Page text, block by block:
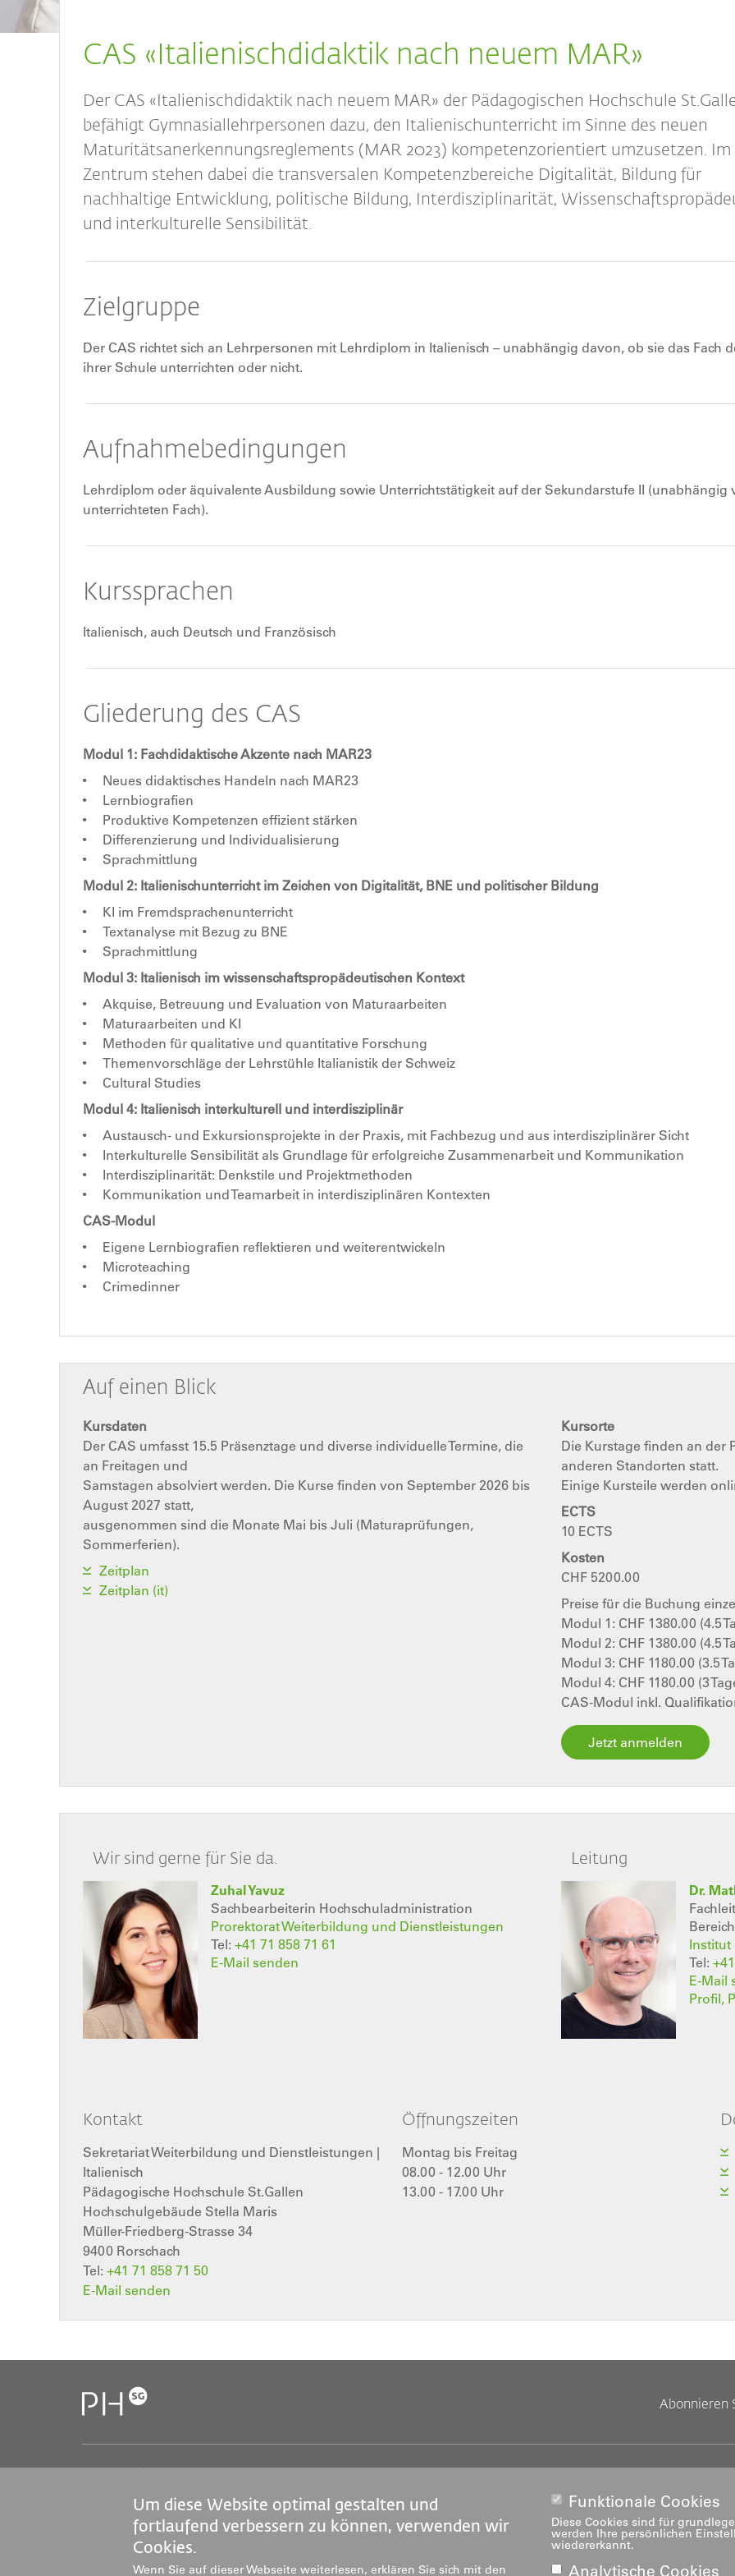
CAS «Italienischdidaktik nach neuem MAR»
Der CAS «Italienischdidaktik nach neuem MAR» der Pädagogischen Hochschule
befähigt Gymnasiallehrpersonen dazu, den Italienischunterricht im Sinne des neuen
Maturitätsanerkennungsreglements (MAR 2023) kompetenzorientiert umzusetzen. Im
Zentrum stehen dabei die transversalen Kompetenzbereiche Digitalität, Bildung für
nachhaltige Entwicklung, politische Bildung, Interdisziplinarität,
und interkulturelle Sensibilität.
Zielgruppe
Der CAS richtet sich an Lehrpersonen mit Lehrdiplom in Italienisch – unabhängig davon, ob sie das Fach
ihrer Schule unterrichten oder nicht.
Aufnahmebedingungen
Lehrdiplom oder äquivalente Ausbildung sowie Unterrichtstätigkeit auf der Sekundarstufe II (unabhängig
unterrichteten Fach).
Kurssprachen
Italienisch, auch Deutsch und Französisch
Gliederung des CAS
Modul 1: Fachdidaktische Akzente nach MAR23
Neues didaktisches Handeln nach MAR23
Lernbiografien
Produktive Kompetenzen effizient stärken
Differenzierung und Individualisierung
Sprachmittlung
Modul 2: Italienischunterricht im Zeichen von Digitalität, BNE und politischer Bildung
KI im Fremdsprachenunterricht
Textanalyse mit Bezug zu BNE
Sprachmittlung
Modul 3: Italienisch im wissenschaftspropädeutischen Kontext
Akquise, Betreuung und Evaluation von Maturaarbeiten
Maturaarbeiten und KI
Methoden für qualitative und quantitative Forschung
Themenvorschläge der Lehrstühle Italianistik der Schweiz
Cultural Studies
Modul 4: Italienisch interkulturell und interdisziplinär
Austausch- und Exkursionsprojekte in der Praxis, mit Fachbezug und aus interdisziplinärer Sicht
Interkulturelle Sensibilität als Grundlage für erfolgreiche Zusammenarbeit und Kommunikation
Interdisziplinarität: Denkstile und Projektmethoden
Kommunikation und Teamarbeit in interdisziplinären Kontexten
CAS-Modul
Eigene Lernbiografien reflektieren und weiterentwickeln
Microteaching
Crimedinner
Auf einen Blick
Kursdaten
Der CAS umfasst 15.5 Präsenztage und diverse individuelle Termine, die
an Freitagen und
Samstagen absolviert werden. Die Kurse finden von September 2026 bis
August 2027 statt,
ausgenommen sind die Monate Mai bis Juli (Maturaprüfungen,
Sommerferien).
Zeitplan
Zeitplan (it)
Kursorte
Die Kurstage finden an der
anderen Standorten statt.
Einige Kursteile werden
ECTS
10 ECTS
Kosten
CHF 5200.00
Preise für die Buchung
Modul 1: CHF 1380.00 (4.5
Modul 2: CHF 1380.00 (4.5
Modul 3: CHF 1180.00 (3.5
Modul 4: CHF 1180.00 (3
CAS-Modul inkl.
Jetzt anmelden
Wir sind gerne für Sie da.
Zuhal Yavuz
Sachbearbeiterin Hochschuladministration
Prorektorat Weiterbildung und Dienstleistungen
Tel: +41 71 858 71 61
E-Mail senden
Leitung
Dr.
Institut
Tel:
E-Mail
Profil,
Kontakt
Sekretariat Weiterbildung und Dienstleistungen |
Italienisch
Pädagogische Hochschule St.Gallen
Hochschulgebäude Stella Maris
Müller-Friedberg-Strasse 34
9400 Rorschach
Tel: +41 71 858 71 50
E-Mail senden
Öffnungszeiten
Montag bis Freitag
08.00 - 12.00 Uhr
13.00 - 17.00 Uhr
Abonnieren
Pädagogische Hochschule St.Gallen (PHSG)
9000 St.Gallen
Tel. +41 71 243 94 00
info@phsg.ch
Links
Jobs
Medien
rechts
Weiterbildung
Forschung & Entwicklung
Dienstleistung
Institute
Um diese Website optimal gestalten und
fortlaufend verbessern zu können, verwenden wir
Cookies.
Wenn Sie auf dieser Webseite weiterlesen, erklären Sie sich mit den
Funktionale Cookies
Diese Cookies sind für
werden Ihre persönlichen
wiedererkannt.
Analytische Cookies